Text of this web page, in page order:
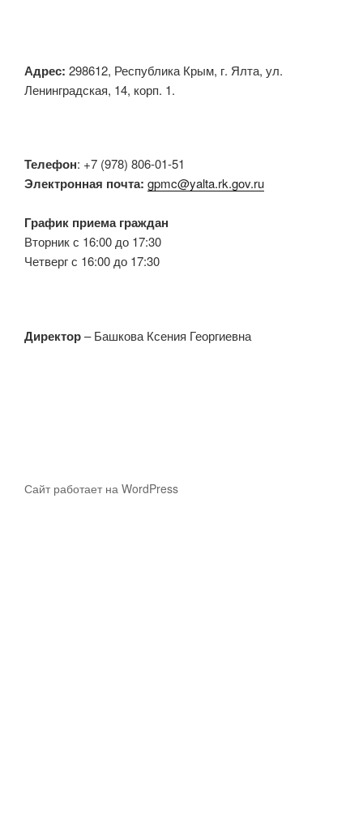
Адрес: 298612, Республика Крым, г. Ялта, ул.
Ленинградская, 14, корп. 1.
Телефон: +7 (978) 806-01-51
Электронная почта: gpmc@yalta.rk.gov.ru
График приема граждан
Вторник с 16:00 до 17:30
Четверг с 16:00 до 17:30
Директор– Башкова Ксения Георгиевна
Сайт работает на WordPress